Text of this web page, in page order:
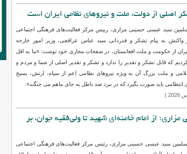
اصلی از دولت، ملت و نیروهای نظامی ایران است
از حکومت و ملت افغانستان، در صفحات مجازی خود نوشت: «ما به اقل
که قابل تشکر و تقدیر را ندارد و تشکر و تقدیر اصلی از شما و مردم و
از امام خامنه‌ای شهید تا ولی‌فقیه جوان، بر